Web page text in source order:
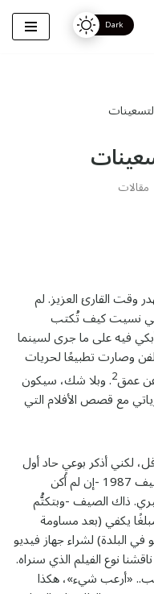
مقالات
وقت القارئ العزيز. لم
نسيت كيف تُكتب
فيه على ما جرى لسينما
وصارت تطبيعًا لحريات
عمق2. وبلا شك، سيكون
مع قصص الأفلام التي
لكني أذكر بوعيٍ حاد أول
تصنيف قمت به للأفلام. كان ذلك في صيف 1987 -إن لم أكن
ذاك الصيف -وبتكتُّم
يكفي (بعد مساومة
البلدة) لشراء جهاز فيديو
نوع الفيلم الذي سنراه.
«أرعب شيء»، هكذا